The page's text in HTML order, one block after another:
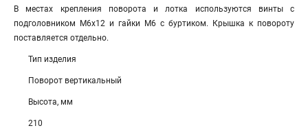
В местах крепления поворота и лотка используются винты с
подголовником М6х12 и гайки М6 с буртиком. Крышка к повороту
поставляется отдельно.
Тип изделия
Поворот вертикальный
Высота, мм
210